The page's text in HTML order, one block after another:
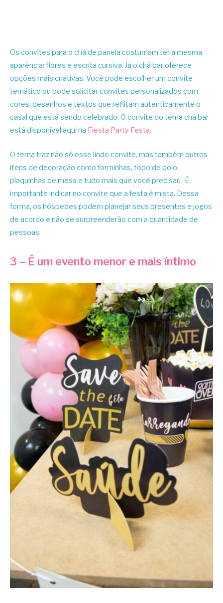
Os convites para o chá de panela costumam ter a mesma
aparência: flores e escrita cursiva. Já o chá bar oferece
opções mais criativas. Você pode escolher um convite
temático ou pode solicitar convites personalizados com
cores, desenhos e textos que reflitam autenticamente o
casal que está sendo celebrado. O convite do tema chá bar
está disponível aqui na Fiesta Party Festa.
O tema traz não só esse lindo convite, mas também outros
itens de decoração como forminhas, topo de bolo,
plaquinhas de mesa e tudo mais que você precisar. É
importante indicar no convite que a festa é mista. Dessa
forma, os hóspedes podem planejar seus presentes e jogos
de acordo e não se surpreenderão com a quantidade de
pessoas.
3 – É um evento menor e mais íntimo